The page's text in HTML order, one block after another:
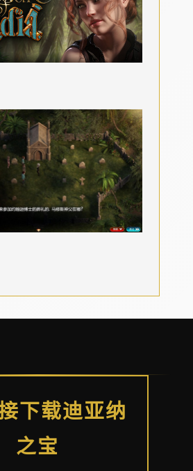
下载迪亚纳
之宝